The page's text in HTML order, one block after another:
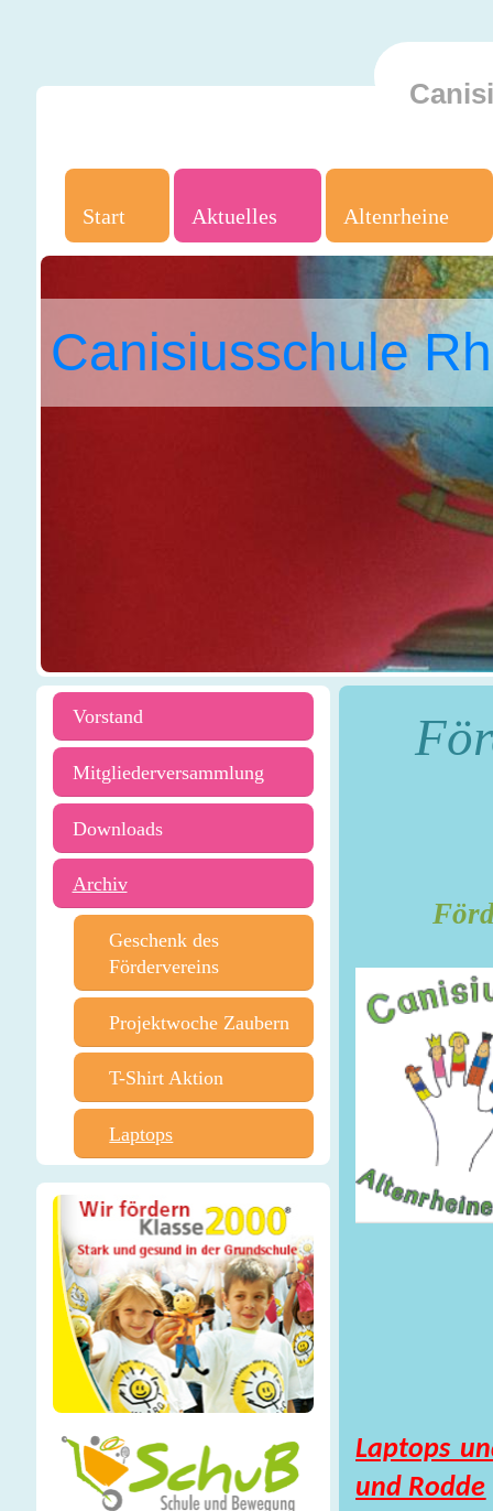
Start Aktuelles Altenrheine
Canisiusschule
Laptops
und Rodde
Vorstand
Mitgliederversammlung
Downloads
Archiv
Geschenk des
Fördervereins
Projektwoche Zaubern
T-Shirt Aktion
Laptops